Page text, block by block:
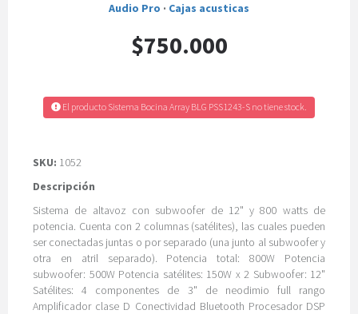
Audio Pro · Cajas acusticas
$750.000
El producto Sistema Bocina Array BLG PSS1243-S no tiene stock.
SKU: 1052
Descripción
Sistema de altavoz con subwoofer de 12" y 800 watts de
potencia. Cuenta con 2 columnas (satélites), las cuales pueden
ser conectadas juntas o por separado (una junto al subwoofer y
otra en atril separado). Potencia total: 800W Potencia
subwoofer: 500W Potencia satélites: 150W x 2 Subwoofer: 12"
Satélites: 4 componentes de 3" de neodimio full rango
Amplificador clase D Conectividad Bluetooth Procesador DSP